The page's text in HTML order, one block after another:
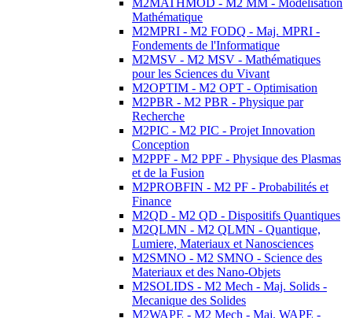
M2MATHMOD - M2 MM - Modélisation
Mathématique
M2MPRI - M2 FODQ - Maj. MPRI -
Fondements de l'Informatique
M2MSV - M2 MSV - Mathématiques
pour les Sciences du Vivant
M2OPTIM - M2 OPT - Optimisation
M2PBR - M2 PBR - Physique par
Recherche
M2PIC - M2 PIC - Projet Innovation
Conception
M2PPF - M2 PPF - Physique des Plasmas
et de la Fusion
M2PROBFIN - M2 PF - Probabilités et
Finance
M2QD - M2 QD - Dispositifs Quantiques
M2QLMN - M2 QLMN - Quantique,
Lumiere, Materiaux et Nanosciences
M2SMNO - M2 SMNO - Science des
Materiaux et des Nano-Objets
M2SOLIDS - M2 Mech - Maj. Solids -
Mecanique des Solides
M2WAPE - M2 Mech - Maj. WAPE -